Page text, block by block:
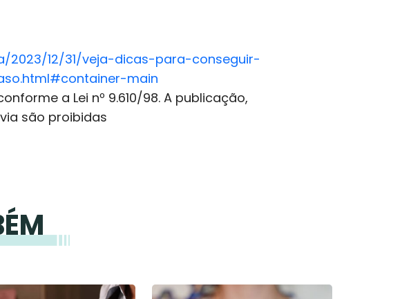
12/31/veja-dicas-para-conseguir-
main
a Lei nº 9.610/98. A publicação,
são proibidas